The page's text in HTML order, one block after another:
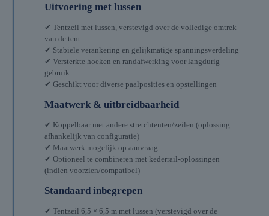
Uitvoering met lussen
✔ Tentzeil met lussen, verstevigd over de volledige omtrek
van de tent
✔ Stabiele verankering en gelijkmatige spanningsverdeling
✔ Versterkte hoeken en randafwerking voor langdurig
gebruik
✔ Geschikt voor diverse paalposities en opstellingen
Maatwerk & uitbreidbaarheid
✔ Koppelbaar met andere stretchtenten/zeilen (oplossing
afhankelijk van configuratie)
✔ Maatwerk mogelijk op aanvraag
✔ Optioneel te combineren met kederrail-oplossingen
(indien voorzien/compatibel)
Standaard inbegrepen
✔ Tentzeil 6,5 × 6,5 m met lussen (verstevigd over de